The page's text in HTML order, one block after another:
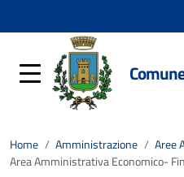
Home / Amministrazione / Aree
Area Amministrativa Economico-